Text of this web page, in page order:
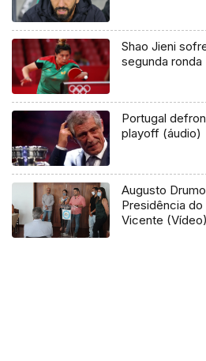
Shao Jieni
segunda ronda
Portugal
playoff (áudio)
Augusto
Presidência do
Vicente (Vídeo)